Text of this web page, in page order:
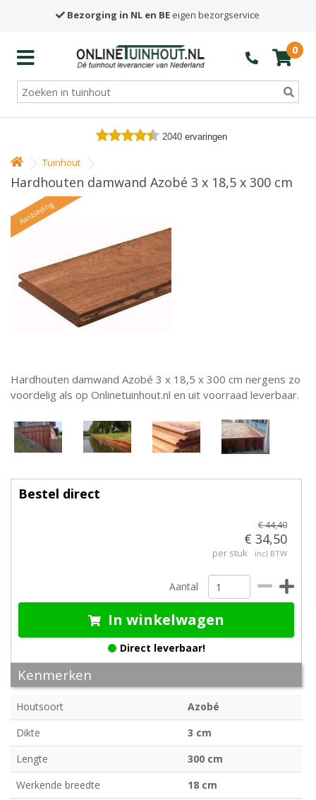
Bezorging in NL en BE eigen bezorgservice
0
2040 ervaringen
Tuinhout
Hardhouten damwand Azobé 3 x 18,5 x 300 cm
Aanbieding
Hardhouten damwand Azobé 3 x 18,5 x 300 cm nergens zo
voordelig als op Onlinetuinhout.nl en uit voorraad leverbaar.
Bestel direct
€ 44,40
€ 34,50
per stuk incl BTW
Aantal
In winkelwagen
Direct leverbaar!
Kenmerken
Houtsoort
Azobé
Dikte
3 cm
Lengte
300 cm
Werkende breedte
18 cm